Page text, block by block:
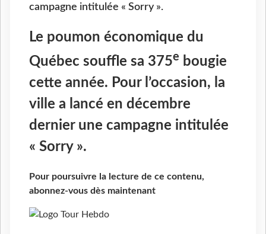
campagne intitulée « Sorry ».
Le poumon économique du
Québec souffle sa 375e bougie
cette année. Pour l’occasion, la
ville a lancé en décembre
dernier une campagne intitulée
« Sorry ».
Pour poursuivre la lecture de ce contenu,
abonnez-vous dès maintenant